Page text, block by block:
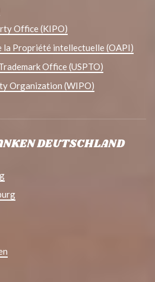
Office (KIPO)
la Propriété intellectuelle (OAPI)
Office (USPTO)
Organization (WIPO)
DEUTSCHLAND